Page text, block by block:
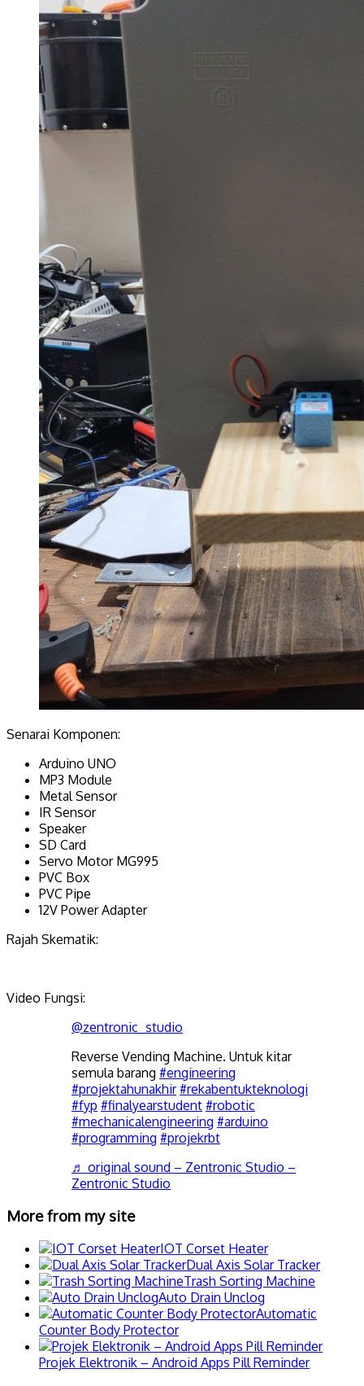
Senarai Komponen:
Arduino UNO
MP3 Module
Metal Sensor
IR Sensor
Speaker
SD Card
Servo Motor MG995
PVC Box
PVC Pipe
12V Power Adapter
Rajah Skematik:
Video Fungsi:
@zentronic_studio
Reverse Vending Machine. Untuk kitar
semula barang #engineering
#projektahunakhir #rekabentukteknologi
#fyp #finalyearstudent #robotic
#mechanicalengineering #arduino
#programming #projekrbt
♬ original sound – Zentronic Studio –
Zentronic Studio
More from my site
IOT Corset Heater
Dual Axis Solar Tracker
Trash Sorting Machine
Auto Drain Unclog
Automatic
Counter Body Protector
Projek Elektronik – Android Apps Pill Reminder